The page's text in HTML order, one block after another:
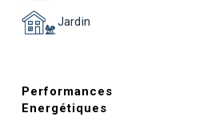
Jardin
Performances
Energétiques